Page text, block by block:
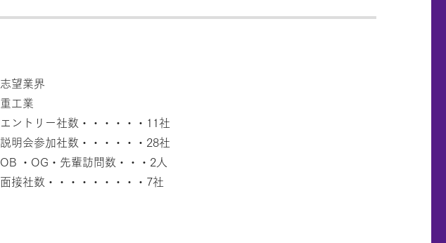
志望業界
重工業
エントリー社数・・・・・・11社
説明会参加社数・・・・・・28社
OB ・OG・先輩訪問数・・・2人
面接社数・・・・・・・・・7社